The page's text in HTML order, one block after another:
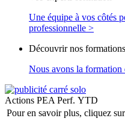
Une équipe à vos côtés
professionnelle >
Découvrir nos formations
Nous avons la
Actions PEA Perf. YTD
Pour en savoir plus, cliquez